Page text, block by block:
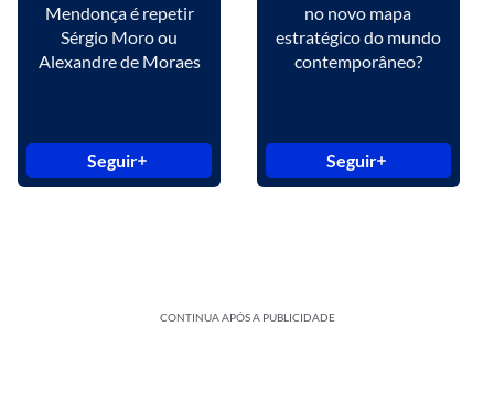
Mendonça é repetir
Sérgio Moro ou
Alexandre de Moraes
Seguir
no novo mapa
estratégico do mundo
contemporâneo?
Seguir
CONTINUA APÓS A PUBLICIDADE